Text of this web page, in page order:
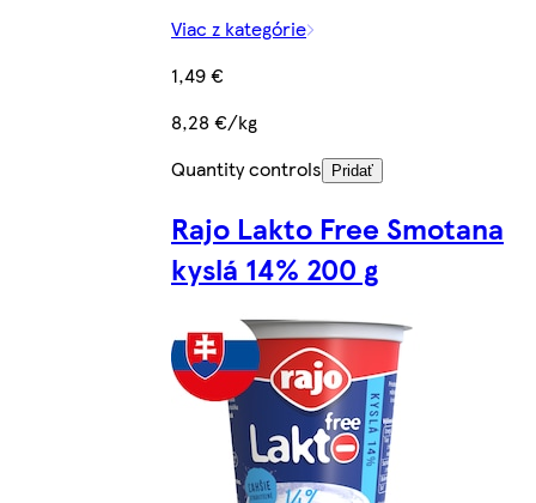
Viac z kategórie
1,49 €
8,28 €/kg
Quantity controls
Pridať
Rajo Lakto Free Smotana
kyslá 14% 200 g